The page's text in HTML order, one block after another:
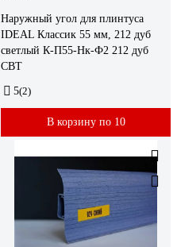
Наружный угол для плинтуса
IDEAL Классик 55 мм, 212 дуб
светлый К-П55-Нк-Ф2 212 дуб
СВТ
5(2)
В корзину по 10